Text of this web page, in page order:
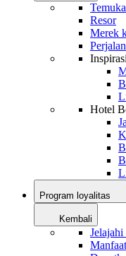
Resor
Merek
Hotel
Program loyalitas
Kembali